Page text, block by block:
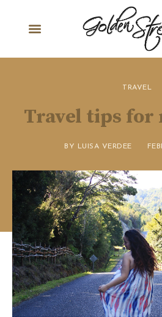
TRAVEL
Travel tips for
BY LUISA VERDEE